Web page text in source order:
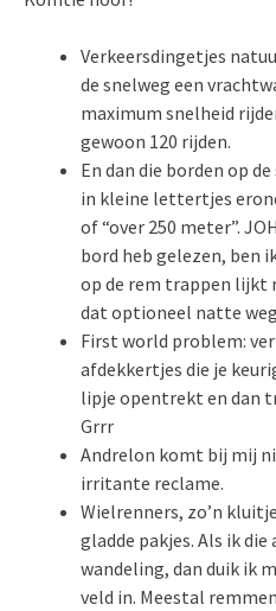
Verkeersdingetjes
de snelweg een
maximum snelheid
gewoon 120 rijden.
En dan die borden op
in kleine lettertjes
of “over 250 meter”.
bord heb gelezen, ben
op de rem trappen lijkt
dat optioneel natte
First world problem:
afdekkertjes die je
lipje opentrekt en dan
Grrr
Andrelon komt bij mij
irritante reclame.
Wielrenners, zo’n
gladde pakjes. Als ik
wandeling, dan duik ik
veld in. Meestal